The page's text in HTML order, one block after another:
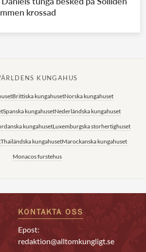
krossad
KUNGAHUS
Brittiska kungahusetNorska kungahuset
Spanska kungahusetNederländska kungahuset
kungahusetLuxemburgska storhertighuset
Thailändska kungahusetMarockanska kungahuset
Monacos furstehus
KONTAKTA OSS
Epost:
redaktion@alltomkungligt.se